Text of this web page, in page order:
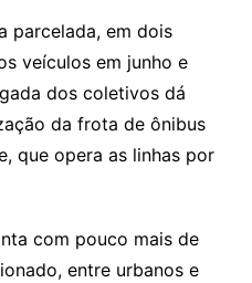
parcelada, em dois
veículos em junho e
dos coletivos dá
da frota de ônibus
que opera as linhas por
com pouco mais de
entre urbanos e